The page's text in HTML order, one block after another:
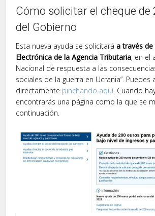
Cómo solicitar el cheque de
del Gobierno
Esta nueva ayuda se solicitaráa través de
Electrónica de la Agencia Tributaria, en el
Nacional de respuesta a las
sociales de la guerra en Ucrania”. Puedes
directamente pinchando aquí. Cuando
encontrarás una página como la que se
continuación.